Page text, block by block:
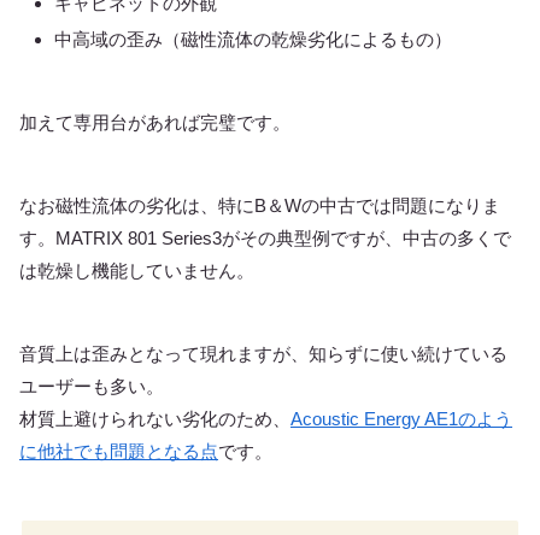
中高域の歪み（磁性流体の乾燥劣化によるもの）
加えて専用台があれば完璧です。
なお磁性流体の劣化は、特にB＆Wの中古では問題になりま
す。MATRIX 801 Series3がその典型例ですが、中古の多くで
は乾燥し機能していません。
音質上は歪みとなって現れますが、知らずに使い続けている
ユーザーも多い。
材質上避けられない劣化のため、 Acoustic Energy AE1のよう
に他社でも問題となる点です。